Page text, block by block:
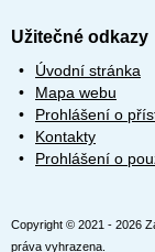
Užitečné odkazy
Úvodní stránka
Mapa webu
Prohlášení o
Kontakty
Prohlášení o
Copyright © 2021 - 2026
práva vyhrazena.